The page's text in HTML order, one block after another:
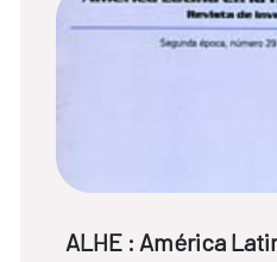
News title:
ALHE : América